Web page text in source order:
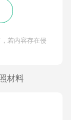
若内容存在侵
材料